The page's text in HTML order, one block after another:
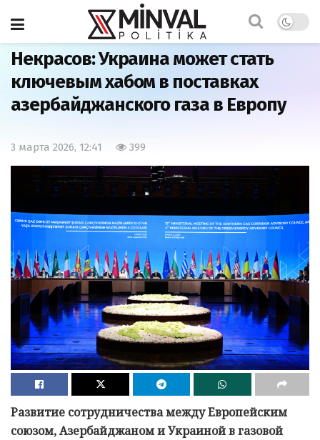
Главная Экономика
Некрасов: Украина может стать
ключевым хабом в поставках
азербайджанского газа в Европу
3 марта 2026, 12:41 399
Развитие сотрудничества между Европейским
союзом, Азербайджаном и Украиной в газовой